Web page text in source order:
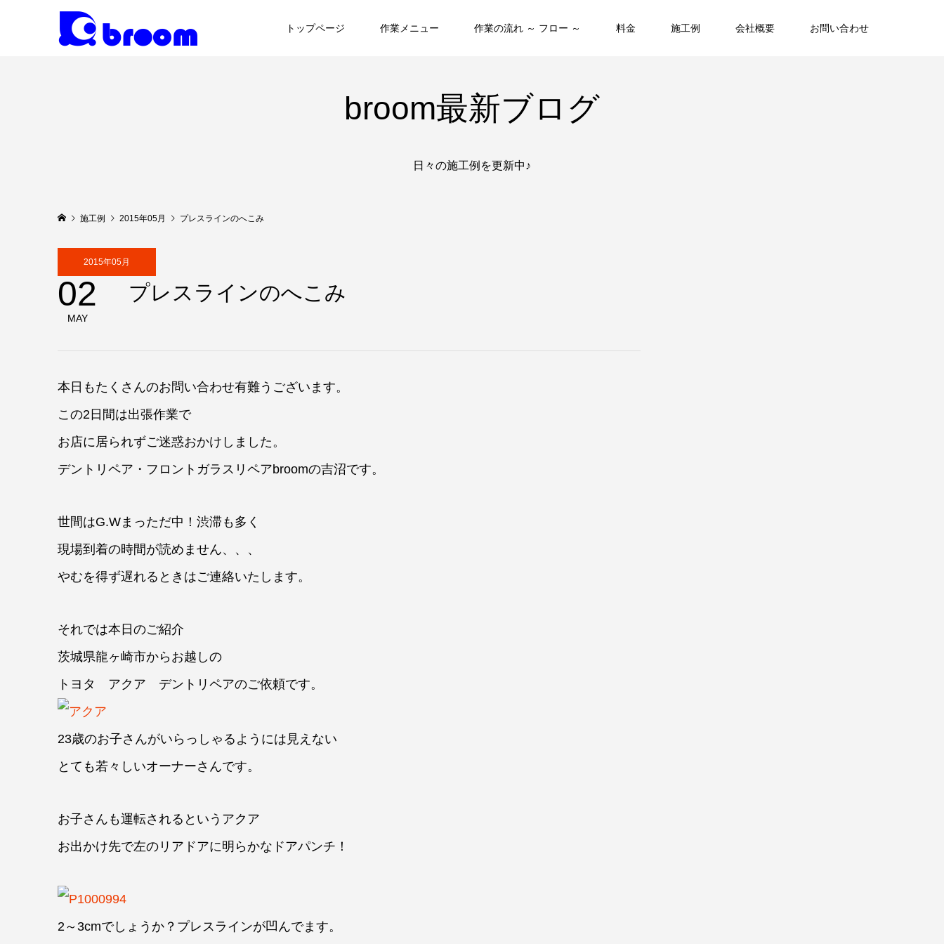
トップページ 作業メニュー 作業の流れ ～ フロー ～ 料金 施工例 会社概要 お問い合わせ
broom最新ブログ
日々の施工例を更新中♪
施工例 2015年05月 プレスラインのへこみ
2015年05月
02
MAY
プレスラインのへこみ
本日もたくさんのお問い合わせ有難うございます。
この2日間は出張作業で
お店に居られずご迷惑おかけしました。
デントリペア・フロントガラスリペアbroomの吉沼です。
世間はG.Wまっただ中！渋滞も多く
現場到着の時間が読めません、、、
やむを得ず遅れるときはご連絡いたします。
それでは本日のご紹介
茨城県龍ヶ崎市からお越しの
トヨタ アクア デントリペアのご依頼です。
23歳のお子さんがいらっしゃるようには見えない
とても若々しいオーナーさんです。
お子さんも運転されるというアクア
お出かけ先で左のリアドアに明らかなドアパンチ！
2～3cmでしょうか？プレスラインが凹んでます。